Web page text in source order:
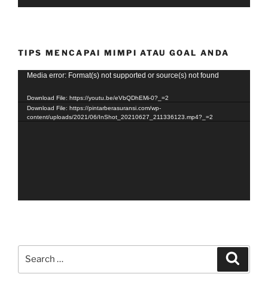
TIPS MENCAPAI MIMPI ATAU GOAL ANDA
Video
Media error: Format(s) not supported or source(s) not found
Download File: https://youtu.be/eVbQDhEMi-0?_=2
Download File: https://pintarberasuransi.com/wp-
content/uploads/2021/06/InShot_20210627_211336123.mp4?_=2